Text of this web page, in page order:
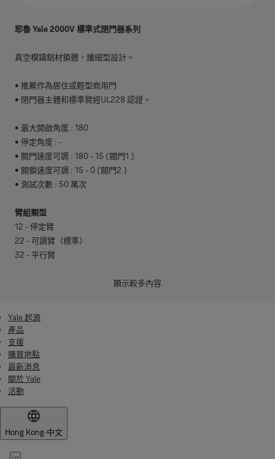
耶魯 Yale 2000V 標準式閉門器系列
真空模鑄鋁材鎖體，纖細型設計。
• 推薦作為居住或輕型商用門
• 閉門器主體和標準臂經UL228 認證。
• 最大開啟角度 : 180
• 停定角度 : -
• 關門速度可調 : 180 - 15 (閥門1 )
• 關鎖速度可調 : 15 - 0 (閥門2 )
• 測試次數 : 50 萬次
臂組類型
12 - 停定臂
22 - 可調臂（標準）
32 - 平行臂
FC - 裝飾外蓋
FO - 防火油劑
表面處理
杏仁色 - AL
黑色 - BK
棕色 - BN
金黃色 - GB
銀色 - SB
白色 - WE
顯示較多內容
Yale 起源
產品
支援
購買地點
最新消息
關於 Yale
活動
Hong Kong·中文